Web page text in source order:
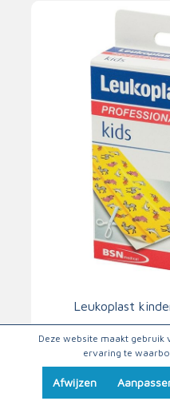
Leukoplast
€
Deze website maakt gebruik
ervaring te
Afwijzen